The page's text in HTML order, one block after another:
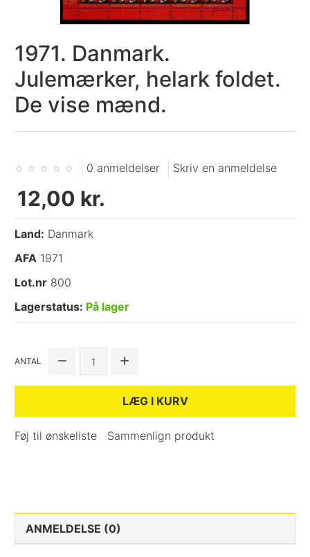
1971. Danmark.
Julemærker, helark foldet.
De vise mænd.
0 anmeldelser Skriv en anmeldelse
12,00 kr.
Land: Danmark
AFA 1971
Lot.nr 800
Lagerstatus: På lager
ANTAL
LÆG I KURV
Føj til ønskeliste Sammenlign produkt
ANMELDELSE (0)